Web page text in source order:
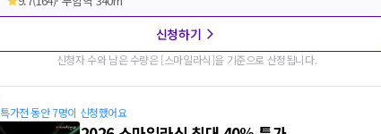
신청하기
신청자 수와 남은 수량은 [스마일라식]을 기준으로 산정됩니다.
특가전 동안 7명이 신청했어요